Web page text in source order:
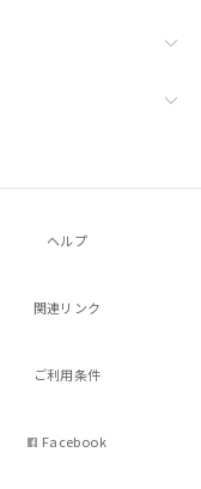
ヘルプ
関連リンク
ご利用条件
Facebook